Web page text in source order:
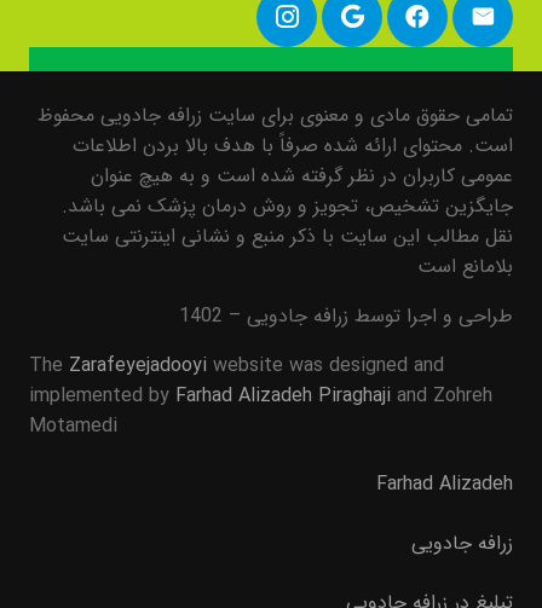
تمامی حقوق مادی و معنوی برای سایت زرافه جادویی محفوظ
است. محتوای ارائه شده صرفاً با هدف بالا بردن اطلاعات
عمومی کاربران در نظر گرفته شده است و به هیچ عنوان
جایگزین تشخیص، تجویز و روش درمان پزشک نمی باشد.
نقل مطالب این سایت با ذکر منبع و نشانی اینترنتی سایت
بلامانع است
طراحی و اجرا توسط زرافه جادویی – 1402
The Zarafeyejadooyi website was designed and
implemented by Farhad Alizadeh Piraghaji and Zohreh
Motamedi
Farhad Alizadeh
زرافه جادویی